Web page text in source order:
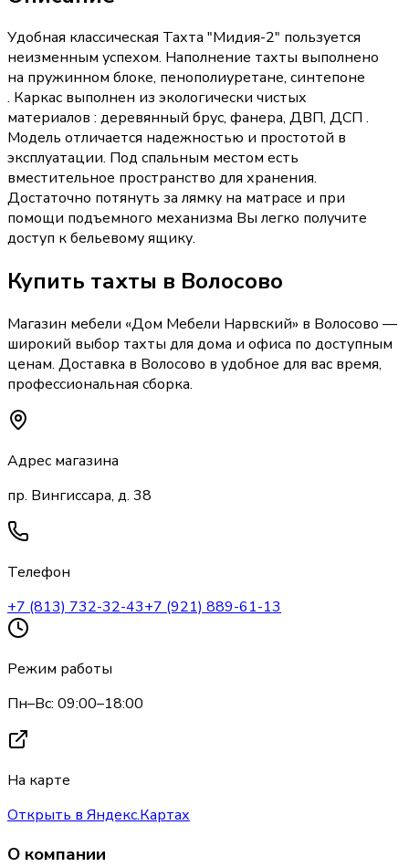
Удобная классическая Тахта "Мидия-2" пользуется
неизменным успехом. Наполнение тахты выполнено
на пружинном блоке, пенополиуретане, синтепоне
. Каркас выполнен из экологически чистых
материалов : деревянный брус, фанера, ДВП, ДСП .
Модель отличается надежностью и простотой в
эксплуатации. Под спальным местом есть
вместительное пространство для хранения.
Достаточно потянуть за лямку на матрасе и при
помощи подъемного механизма Вы легко получите
доступ к бельевому ящику.
Купить тахты в Волосово
Магазин мебели «Дом Мебели Нарвский» в Волосово —
широкий выбор тахты для дома и офиса по доступным
ценам. Доставка в Волосово в удобное для вас время,
профессиональная сборка.
Адрес магазина
пр. Вингиссара, д. 38
Телефон
+7 (813) 732-32-43+7 (921) 889-61-13
Режим работы
Пн–Вс: 09:00–18:00
На карте
Открыть в Яндекс.Картах
О компании